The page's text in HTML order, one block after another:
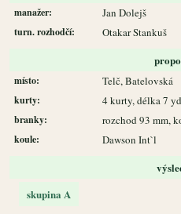
manažer: Jan Dolejš
turn. rozhodčí: Otakar Stankuš
místo: Telč, Batelovská
kurty: 4 kurty, délka 7 yd
branky: rozchod 93 mm,
koule: Dawson Int`l
skupina A